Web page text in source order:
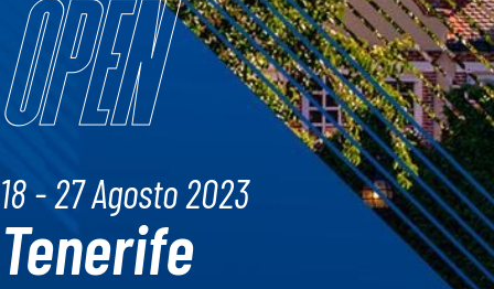
Open
18 - 27 Agosto 2023
Tenerife